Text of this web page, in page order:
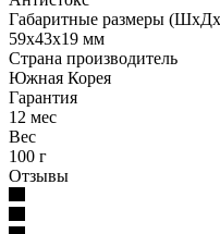
Габаритные размеры
59x43x19 мм
Страна производитель
Южная Корея
Гарантия
12 мес
Вес
100 г
Отзывы